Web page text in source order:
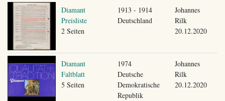
Diamant
Preisliste
2 Seiten
1913 - 1914
Deutschland
Johannes
Rilk
20.12.2020
Diamant
Faltblatt
5 Seiten
1974
Deutsche
Demokratische
Republik
Johannes
Rilk
20.12.2020